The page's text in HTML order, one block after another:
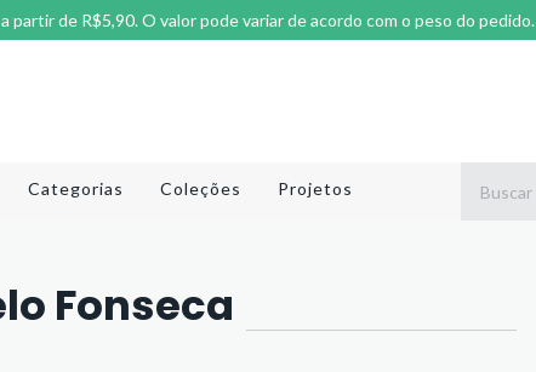
partir de R$5,90. O valor pode variar de acordo com o peso do pedido.
Categorias Coleções Projetos
Fonseca